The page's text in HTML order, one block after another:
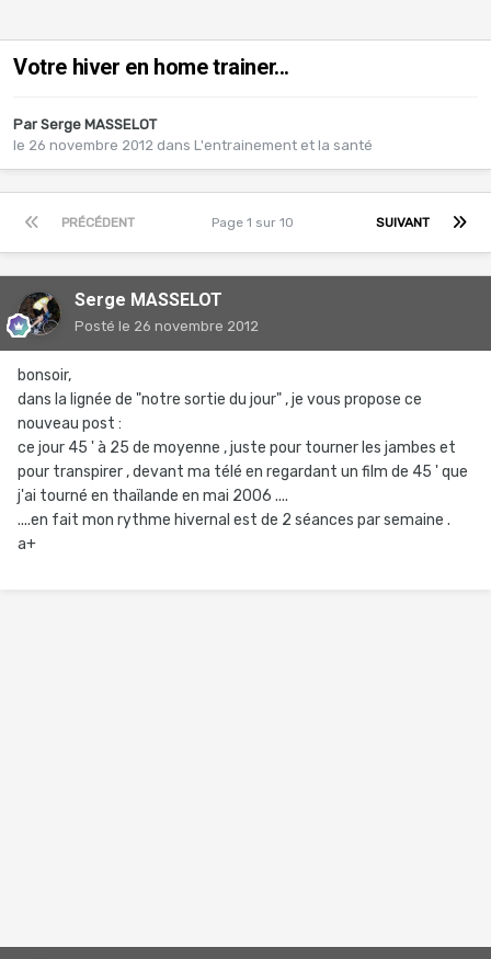
Votre hiver en home trainer...
Par Serge MASSELOT
le 26 novembre 2012 dans L'entrainement et la santé
PRÉCÉDENT SUIVANT
Page 1 sur 10
Serge MASSELOT
Posté le 26 novembre 2012
bonsoir,
dans la lignée de "notre sortie du jour" , je vous propose ce
nouveau post :
ce jour 45 ' à 25 de moyenne , juste pour tourner les jambes et
pour transpirer , devant ma télé en regardant un film de 45 ' que
j'ai tourné en thaïlande en mai 2006 ....
....en fait mon rythme hivernal est de 2 séances par semaine .
a+